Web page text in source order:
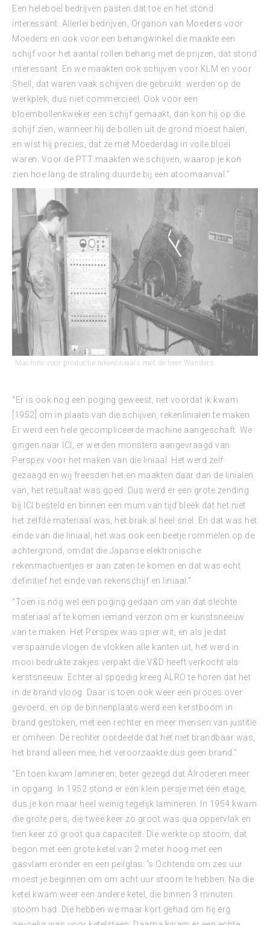
Een heleboel bedrijven pasten dat toe en het stond
interessant. Allerlei bedrijven, Organon van Moeders voor
Moeders en ook voor een behangwinkel die maakte een
schijf voor het aantal rollen behang met de prijzen, dat stond
interessant. En we maakten ook schijven voor KLM en voor
Shell, dat waren vaak schijven die gebruikt werden op de
werkplek, dus niet commercieel. Ook voor een
bloembollenkweker een schijf gemaakt, dan kon hij op die
schijf zien, wanneer hij de bollen uit de grond moest halen,
en wist hij precies, dat ze met Moederdag in volle bloei
waren. Voor de PTT maakten we schijven, waarop je kon
zien hoe lang de straling duurde bij een atoomaanval.”
Machine voor productie rekenliniaals met de heer Wanders
“Er is ook nog een poging geweest, net voordat ik kwam
[1952] om in plaats van die schijven, rekenlinialen te maken.
Er werd een hele gecompliceerde machine aangeschaft. We
gingen naar ICI, er werden monsters aangevraagd van
Perspex voor het maken van die liniaal. Het werd zelf
gezaagd en wij freesden het en maakten daar dan de linialen
van, het resultaat was goed. Dus werd er een grote zending
bij ICI besteld en binnen een mum van tijd bleek dat het niet
het zelfde materiaal was, het brak al heel snel. En dat was het
einde van die liniaal, het was ook een beetje rommelen op de
achtergrond, omdat die Japanse elektronische
rekenmachientjes er aan zaten te komen en dat was echt
definitief het einde van rekenschijf en liniaal.”
“Toen is nog wel een poging gedaan om van dat slechte
materiaal af te komen iemand verzon om er kunstsneeuw
van te maken. Het Perspex was spier wit, en als je dat
verspaande vlogen de vlokken alle kanten uit, het werd in
mooi bedrukte zakjes verpakt die V&D heeft verkocht als
kerstsneeuw. Echter al spoedig kreeg ALRO te horen dat het
in de brand vloog. Daar is toen ook weer een proces over
gevoerd, en op de binnenplaats werd een kerstboom in
brand gestoken, met een rechter en meer mensen van justitie
er omheen. De rechter oordeelde dat het niet brandbaar was,
het brand alleen mee, het veroorzaakte dus geen brand.”
“En toen kwam lamineren, beter gezegd dat Alroderen meer
in opgang. In 1952 stond er een klein persje met één etage,
dus je kon maar heel weinig tegelijk lamineren. In 1954 kwam
die grote pers, die twee keer zo groot was qua oppervlak en
tien keer zo groot qua capaciteit. Die werkte op stoom, dat
begon met een grote ketel van 2 meter hoog met een
gasvlam eronder en een peilglas. ’s Ochtends om zes uur
moest je beginnen om om acht uur stoom te hebben. Na die
ketel kwam weer een andere ketel, die binnen 3 minuten
stoom had. Die hebben we maar kort gehad om hij erg